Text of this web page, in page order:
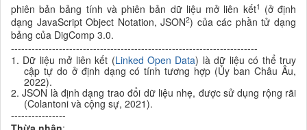
phiên bản bảng tính và phiên bản dữ liệu mở liên kết1 (ở định
dạng JavaScript Object Notation, JSON2) của các phần tử dạng
bảng của DigComp 3.0.
------------------------------------------------------------------------
1. Dữ liệu mở liên kết (Linked Open Data) là dữ liệu có thể truy
cập tự do ở định dạng có tính tương hợp (Ủy ban Châu Âu,
2022).
2. JSON là định dạng trao đổi dữ liệu nhẹ, được sử dụng rộng rãi
(Colantoni và cộng sự, 2021).
----------------